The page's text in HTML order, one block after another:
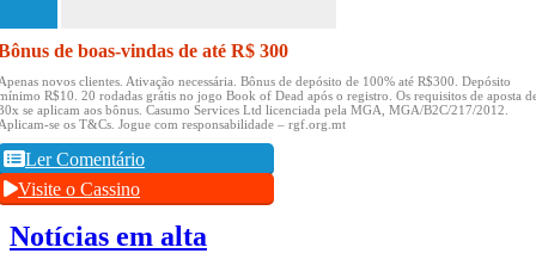
de boas-vindas de até R$ 300
novos clientes. Ativação necessária. Bônus de depósito de 100% até R$300. Depósito
R$10. 20 rodadas grátis no jogo Book of Dead após o registro. Os requisitos de aposta
se aplicam aos bônus. Casumo Services Ltd licenciada pela MGA, MGA/B2C/217/2012.
se os T&Cs. Jogue com responsabilidade – rgf.org.mt
Ler Comentário
Visite o Cassino
Notícias em alta